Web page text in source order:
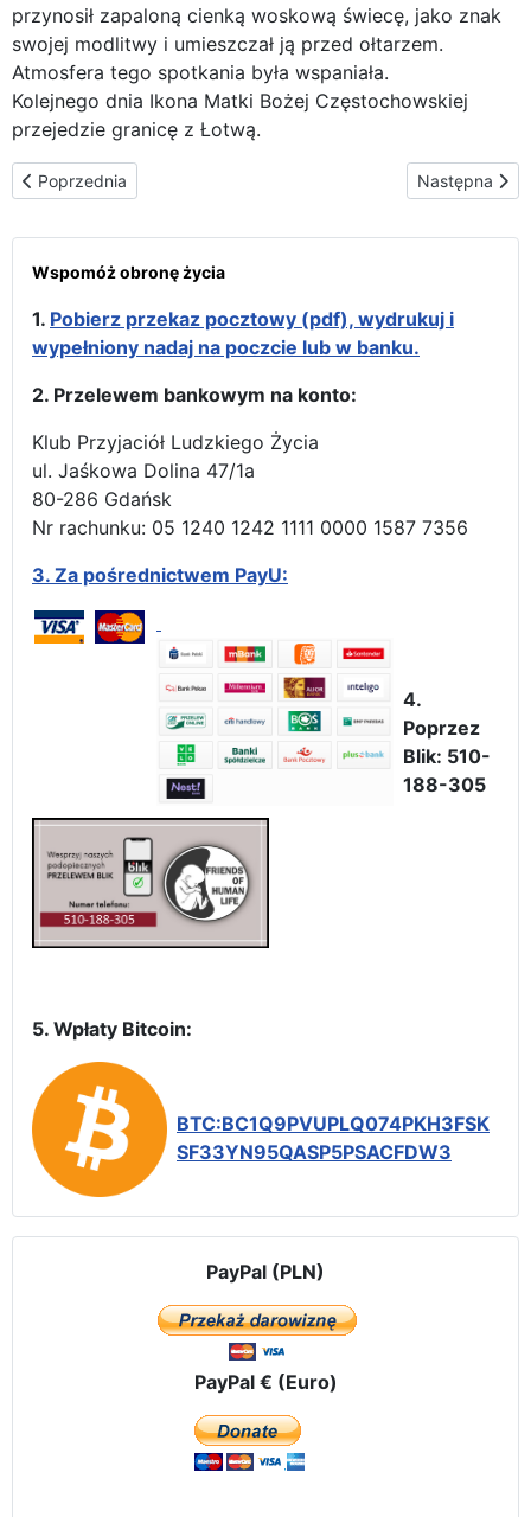
przynosił zapaloną cienką woskową świecę, jako znak
swojej modlitwy i umieszczał ją przed ołtarzem.
Atmosfera tego spotkania była wspaniała.
Kolejnego dnia Ikona Matki Bożej Częstochowskiej
przejedzie granicę z Łotwą.
Poprzednia strona: We troje na granicy
Poprzednia Następna
Następna
Wspomóż obronę życia
1. Pobierz przekaz pocztowy (pdf), wydrukuj i
wypełniony nadaj na poczcie lub w banku.
2. Przelewem bankowym na konto:
Klub Przyjaciół Ludzkiego Życia
ul. Jaśkowa Dolina 47/1a
80-286 Gdańsk
Nr rachunku: 05 1240 1242 1111 0000 1587 7356
3. Za pośrednictwem PayU:
4.
Poprzez
Blik: 510-
188-305
5. Wpłaty Bitcoin:
BTC:BC1Q9PVUPLQ074PKH3FSK
SF33YN95QASP5PSACFDW3
PayPal (PLN)
PayPal € (Euro)